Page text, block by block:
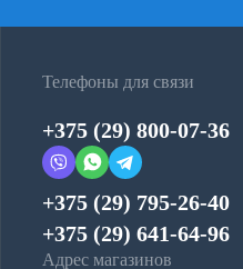
Телефоны для связи
+375 (29) 800-07-36
+375 (29) 795-26-40
+375 (29) 641-64-96
Адрес магазинов